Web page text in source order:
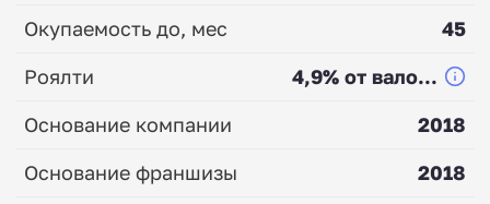
Окупаемость до, мес
45
Роялти
4,9% от вало...
Основание компании
2018
Основание франшизы
2018